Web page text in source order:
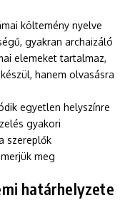
költemény nyelve
gyakran archaizáló
elemeket tartalmaz,
hanem olvasásra
egyetlen helyszínre
gyakori
szereplők
meg
határhelyzete